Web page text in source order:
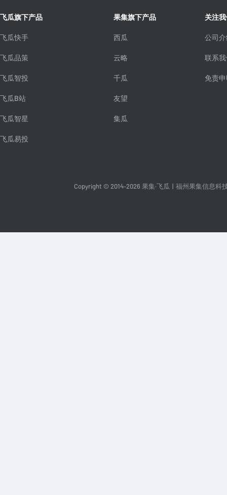
飞瓜旗下产品
飞瓜快手
飞瓜品策
飞瓜智投
飞瓜B站
飞瓜智星
飞瓜易投
果集旗下产品
西瓜
云略
千瓜
友望
集瓜
关注
公司
联系
免责
Copyright © 2014-2026 果集·飞瓜 福州果集信息科